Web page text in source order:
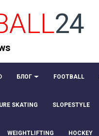
24
БЛОГ FOOTBALL
SKATING SLOPESTYLE
WEIGHTLIFTING HOCKEY